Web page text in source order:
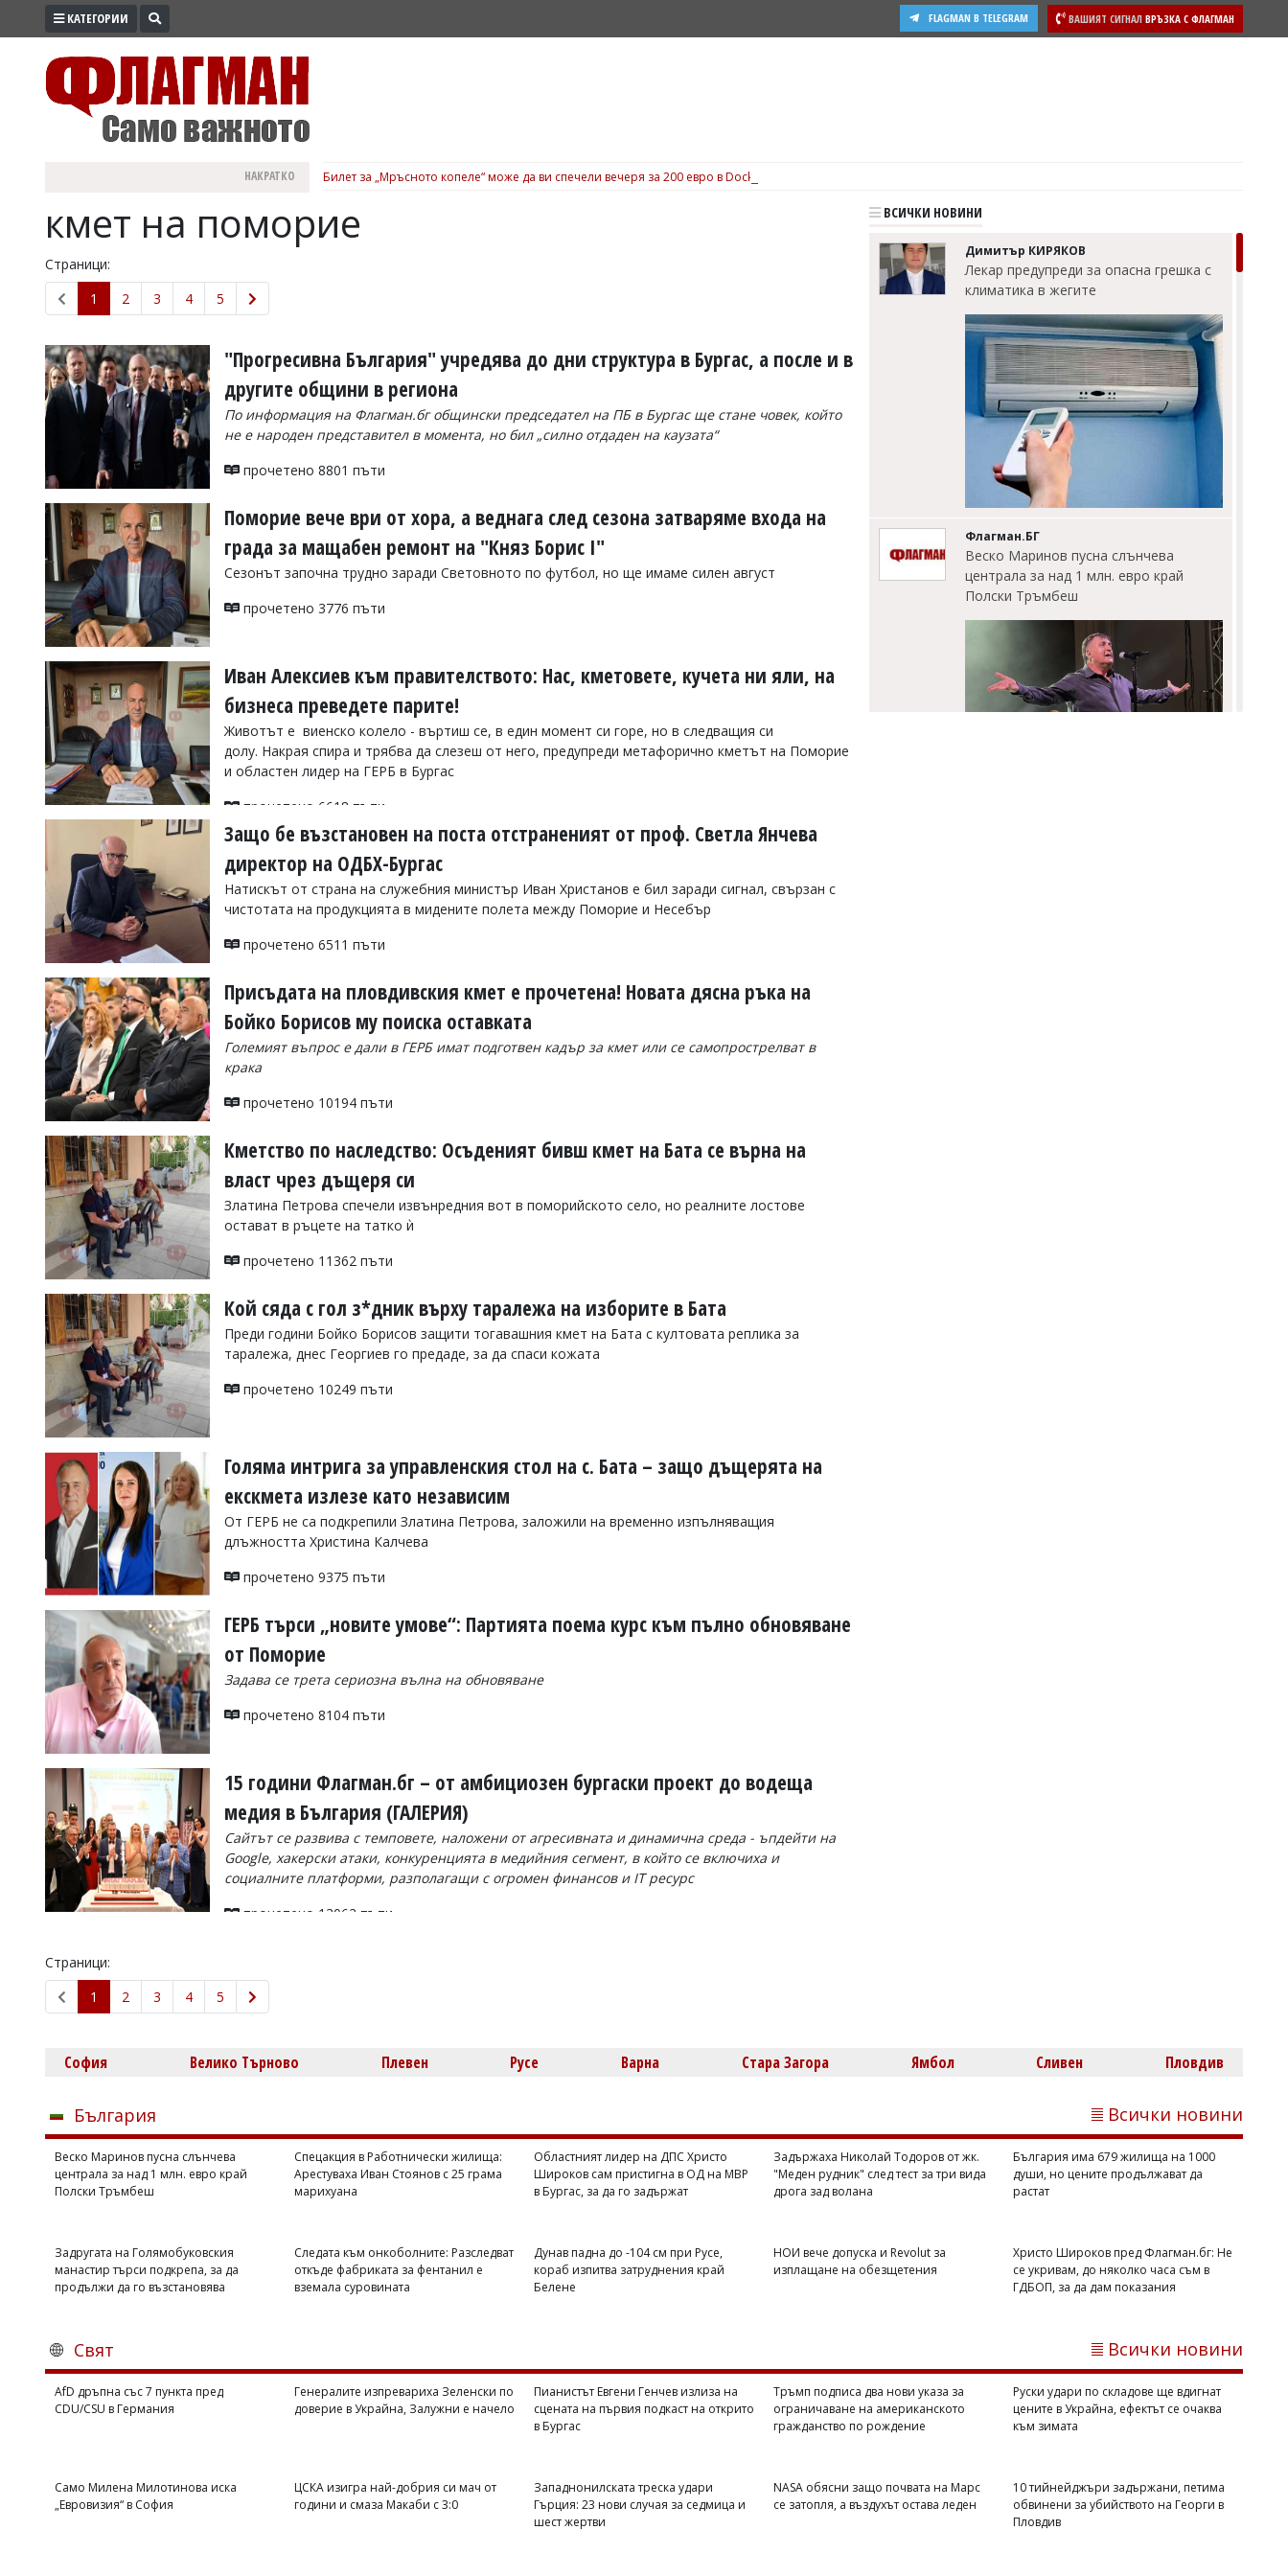
ПРОМО
ЗДРАВЕ
ПОЛИТИКА
ОБЩИНИ
ОБЩЕСТВО
ЛАЙФСТАЙЛ
ВОЙНАТА
РАЗСЛЕДВАНЕ
БИЗНЕС
Управители:
Веселин
Василев,
v.vasilev@flagman.bg
Касабова,
k.kassabova@flagman.bg
редактор:
Колев,
office@flagman.bg
Коментарите
статиите
читателите
редакцията
отговорност
откриете
обиден
коментар,
сигнализирайте
КАТЕГОРИИ ВАШИЯТ СИГНАЛ ВРЪЗКА С ФЛАГМАН
FLAGMAN В TELEGRAM
НАКРАТКО Билет за „Мръсното копеле“ може да ви спечели вечеря за 200 евро в Dock 5, вижте подробности
кмет на поморие
Страници:
1
2 3 4 5
"Прогресивна България" учредява до дни структура в Бургас, а после и в
другите общини в региона
По информация на Флагман.бг общински председател на ПБ в Бургас ще стане човек, който
не е народен представител в момента, но бил „силно отдаден на каузата“
прочетено 8801 пъти
Поморие вече ври от хора, а веднага след сезона затваряме входа на
града за мащабен ремонт на "Княз Борис I"
Сезонът започна трудно заради Световното по футбол, но ще имаме силен август
прочетено 3776 пъти
Иван Алексиев към правителството: Нас, кметовете, кучета ни яли, на
бизнеса преведете парите!
Животът е виенско колело - въртиш се, в един момент си горе, но в следващия си
долу. Накрая спира и трябва да слезеш от него, предупреди метафорично кметът на Поморие
и областен лидер на ГЕРБ в Бургас
прочетено 6618 пъти
Защо бе възстановен на поста отстраненият от проф. Светла Янчева
директор на ОДБХ-Бургас
Натискът от страна на служебния министър Иван Христанов е бил заради сигнал, свързан с
чистотата на продукцията в мидените полета между Поморие и Несебър
прочетено 6511 пъти
Присъдата на пловдивския кмет е прочетена! Новата дясна ръка на
Бойко Борисов му поиска оставката
Големият въпрос е дали в ГЕРБ имат подготвен кадър за кмет или се самопрострелват в
крака
прочетено 10194 пъти
Кметство по наследство: Осъденият бивш кмет на Бата се върна на
власт чрез дъщеря си
Златина Петрова спечели извънредния вот в поморийското село, но реалните лостове
остават в ръцете на татко ѝ
прочетено 11362 пъти
Кой сяда с гол з*дник върху таралежа на изборите в Бата
Преди години Бойко Борисов защити тогавашния кмет на Бата с култовата реплика за
таралежа, днес Георгиев го предаде, за да спаси кожата
прочетено 10249 пъти
Голяма интрига за управленския стол на с. Бата – защо дъщерята на
екскмета излезе като независим
От ГЕРБ не са подкрепили Златина Петрова, заложили на временно изпълняващия
длъжността Христина Калчева
прочетено 9375 пъти
ГЕРБ търси „новите умове“: Партията поема курс към пълно обновяване
от Поморие
Задава се трета сериозна вълна на обновяване
прочетено 8104 пъти
15 години Флагман.бг – от амбициозен бургаски проект до водеща
медия в България (ГАЛЕРИЯ)
Сайтът се развива с темповете, наложени от агресивната и динамична среда - ъпдейти на
Google, хакерски атаки, конкуренцията в медийния сегмент, в който се включиха и
социалните платформи, разполагащи с огромен финансов и IT ресурс
прочетено 13062 пъти
Страници:
1
2 3 4 5
ВСИЧКИ НОВИНИ
Димитър КИРЯКОВ
Лекар предупреди за опасна грешка с
климатика в жегите
Флагман.БГ
Веско Маринов пусна слънчева
централа за над 1 млн. евро край
Полски Тръмбеш
Дунав падна до -104 см при Русе,
НОИ вече допуска и Revolut за
изплащане на обезщетения
София Велико Търново Плевен Русе Варна Стара Загора Ямбол Сливен Пловдив
България Всички новини
Веско Маринов пусна слънчева
централа за над 1 млн. евро край
Полски Тръмбеш
Спецакция в Работнически жилища:
Арестуваха Иван Стоянов с 25 грама
марихуана
Областният лидер на ДПС Христо
Широков сам пристигна в ОД на МВР
в Бургас, за да го задържат
Задържаха Николай Тодоров от жк.
"Меден рудник" след тест за три вида
дрога зад волана
България има 679 жилища на 1000
души, но цените продължават да
растат
Задругата на Голямобуковския
манастир търси подкрепа, за да
продължи да го възстановява
Следата към онкоболните: Разследват
откъде фабриката за фентанил е
вземала суровината
Дунав падна до -104 см при Русе,
кораб изпитва затруднения край
Белене
НОИ вече допуска и Revolut за
изплащане на обезщетения
Христо Широков пред Флагман.бг: Не
се укривам, до няколко часа съм в
ГДБОП, за да дам показания
Свят Всички новини
AfD дръпна със 7 пункта пред
CDU/CSU в Германия
Генералите изпревариха Зеленски по
доверие в Украйна, Залужни е начело
Пианистът Евгени Генчев излиза на
сцената на първия подкаст на открито
в Бургас
Тръмп подписа два нови указа за
ограничаване на американското
гражданство по рождение
Руски удари по складове ще вдигнат
цените в Украйна, ефектът се очаква
към зимата
Само Милена Милотинова иска
„Евровизия“ в София
ЦСКА изигра най-добрия си мач от
години и смаза Макаби с 3:0
Западнонилската треска удари
Гърция: 23 нови случая за седмица и
шест жертви
NASA обясни защо почвата на Марс
се затопля, а въздухът остава леден
10 тийнейджъри задържани, петима
обвинени за убийството на Георги в
Пловдив